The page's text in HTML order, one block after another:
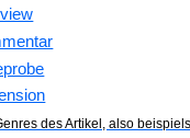
des Artikel, also